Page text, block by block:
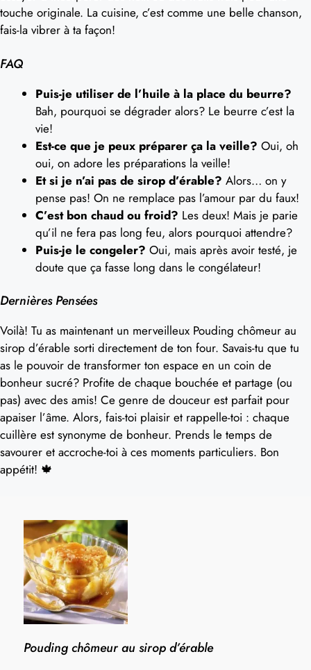
touche originale. La cuisine, c’est comme une belle chanson,
fais-la vibrer à ta façon!
FAQ
Puis-je utiliser de l’huile à la place du beurre?
Bah, pourquoi se dégrader alors? Le beurre c’est la
vie!
Est-ce que je peux préparer ça la veille? Oui, oh
oui, on adore les préparations la veille!
Et si je n’ai pas de sirop d’érable? Alors… on y
pense pas! On ne remplace pas l’amour par du faux!
C’est bon chaud ou froid? Les deux! Mais je parie
qu’il ne fera pas long feu, alors pourquoi attendre?
Puis-je le congeler? Oui, mais après avoir testé, je
doute que ça fasse long dans le congélateur!
Dernières Pensées
Voilà! Tu as maintenant un merveilleux Pouding chômeur au
sirop d’érable sorti directement de ton four. Savais-tu que tu
as le pouvoir de transformer ton espace en un coin de
bonheur sucré? Profite de chaque bouchée et partage (ou
pas) avec des amis! Ce genre de douceur est parfait pour
apaiser l’âme. Alors, fais-toi plaisir et rappelle-toi : chaque
cuillère est synonyme de bonheur. Prends le temps de
savourer et accroche-toi à ces moments particuliers. Bon
appétit! 🍁
Pouding chômeur au sirop d’érable